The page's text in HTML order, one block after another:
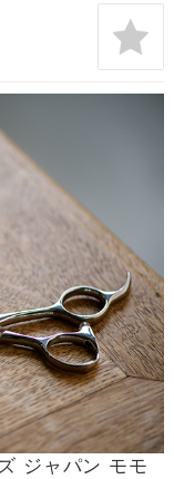
ジャパン モモ